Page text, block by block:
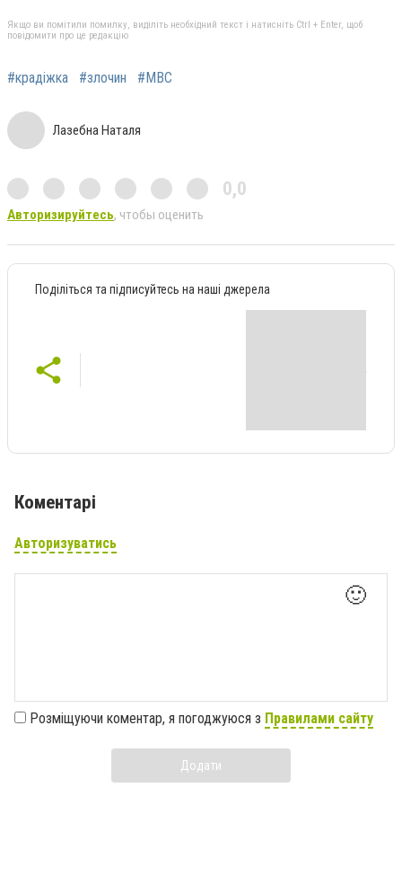
Якщо ви помітили помилку, виділіть необхідний текст і натисніть Ctrl + Enter, щоб
повідомити про це редакцію
#крадіжка #злочин #МВС
Лазебна Наталя
0,0
Авторизируйтесь, чтобы оценить
Поділіться та підписуйтесь на наші джерела
Коментарі
Авторизуватись
🙂
Розміщуючи коментар, я погоджуюся з Правилами сайту
Додати